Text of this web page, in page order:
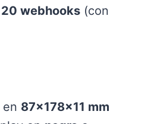
webhooks (con
en 87×178×11 mm